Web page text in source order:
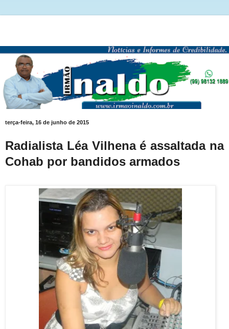
terça-feira, 16 de junho de 2015
Radialista Léa Vilhena é assaltada na
Cohab por bandidos armados